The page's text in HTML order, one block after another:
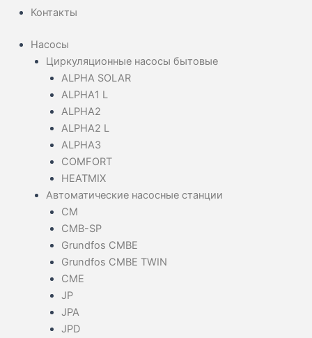
Контакты
Насосы
Циркуляционные насосы бытовые
ALPHA SOLAR
ALPHA1 L
ALPHA2
ALPHA2 L
ALPHA3
COMFORT
HEATMIX
Автоматические насосные станции
CM
CMB-SP
Grundfos CMBE
Grundfos CMBE TWIN
CME
JP
JPA
JPD